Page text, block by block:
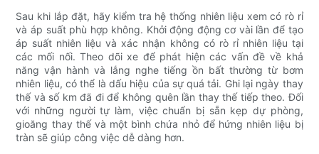
Sau khi lắp đặt, hãy kiểm tra hệ thống nhiên liệu xem có rò rỉ
và áp suất phù hợp không. Khởi động động cơ vài lần để tạo
áp suất nhiên liệu và xác nhận không có rò rỉ nhiên liệu tại
các mối nối. Theo dõi xe để phát hiện các vấn đề về khả
năng vận hành và lắng nghe tiếng ồn bất thường từ bơm
nhiên liệu, có thể là dấu hiệu của sự quá tải. Ghi lại ngày thay
thế và số km đã đi để không quên lần thay thế tiếp theo. Đối
với những người tự làm, việc chuẩn bị sẵn kẹp dự phòng,
gioăng thay thế và một bình chứa nhỏ để hứng nhiên liệu bị
tràn sẽ giúp công việc dễ dàng hơn.